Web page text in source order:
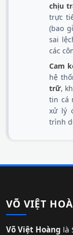
chịu
trực
(bao
sai
các
Cam
hệ
trữ,
tin cá
xử lý
trình
VÕ VIỆT
Võ Việt Hoàng là